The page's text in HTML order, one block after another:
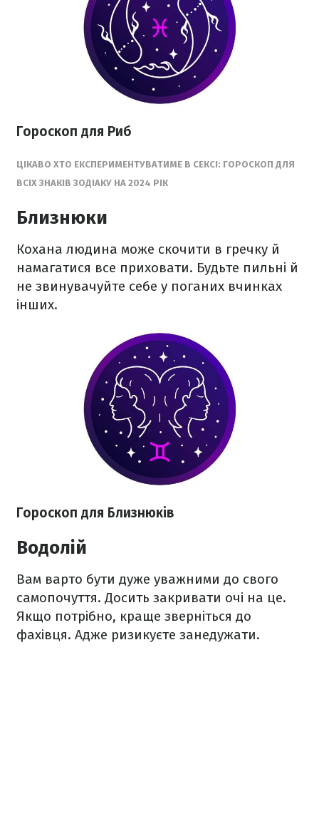
Гороскоп для Риб
ЦІКАВО ХТО ЕКСПЕРИМЕНТУВАТИМЕ В СЕКСІ: ГОРОСКОП ДЛЯ
ВСІХ ЗНАКІВ ЗОДІАКУ НА 2024 РІК
Близнюки
Кохана людина може скочити в гречку й
намагатися все приховати. Будьте пильні й
не звинувачуйте себе у поганих вчинках
інших.
Гороскоп для Близнюків
Водолій
Вам варто бути дуже уважними до свого
самопочуття. Досить закривати очі на це.
Якщо потрібно, краще зверніться до
фахівця. Адже ризикуєте занедужати.